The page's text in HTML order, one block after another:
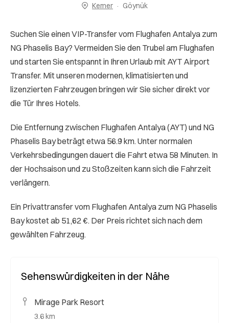
Kemer Göynük
Suchen Sie einen VIP-Transfer vom Flughafen Antalya zum
NG Phaselis Bay? Vermeiden Sie den Trubel am Flughafen
und starten Sie entspannt in Ihren Urlaub mit AYT Airport
Transfer. Mit unseren modernen, klimatisierten und
lizenzierten Fahrzeugen bringen wir Sie sicher direkt vor
die Tür Ihres Hotels.
Die Entfernung zwischen Flughafen Antalya (AYT) und NG
Phaselis Bay beträgt etwa 56.9 km. Unter normalen
Verkehrsbedingungen dauert die Fahrt etwa 58 Minuten. In
der Hochsaison und zu Stoßzeiten kann sich die Fahrzeit
verlängern.
Ein Privattransfer vom Flughafen Antalya zum NG Phaselis
Bay kostet ab 51,62 €. Der Preis richtet sich nach dem
gewählten Fahrzeug.
Sehenswürdigkeiten in der Nähe
Mirage Park Resort
3.6 km